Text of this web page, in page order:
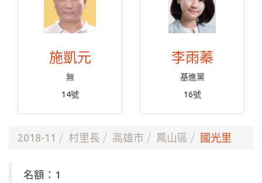
施凱元
無
14號
李雨蓁
基進黨
16號
2018-11 村里長 高雄市 鳳山區 國光里
名額：1